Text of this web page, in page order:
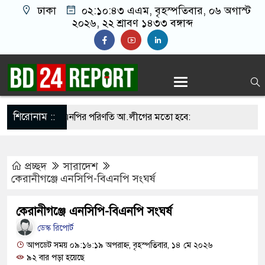
ঢাকা ০২:১০:৪৪ এএম, বৃহস্পতিবার, ০৬ অগাস্ট
২০২৬, ২২ শ্রাবণ ১৪৩৩ বঙ্গাব্দ
শিরোনাম ::
সামলালে বিএনপির পরিণতি আ.লীগের মতো হবে:
রাখতে চাচ্ছে না: আসিফ মাহমুদ
না: আমির হামজা
জবাব দিতে হবে প্রধানমন্ত্রীকে: জামায়াত আমির
প্রচ্ছদ
সারাদেশ
কেরানীগঞ্জে এনসিপি-বিএনপি সংঘর্ষ
কেরানীগঞ্জে এনসিপি-বিএনপি সংঘর্ষ
ডেস্ক রিপোর্ট
আপডেট সময় ০৯:১৬:১৯ অপরাহ্ন, বৃহস্পতিবার, ১৪ মে ২০২৬
৯২ বার পড়া হয়েছে